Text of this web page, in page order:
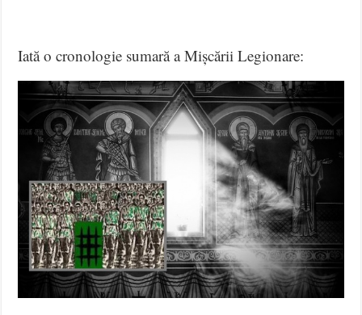
Iată o cronologie sumară a Mișcării Legionare: